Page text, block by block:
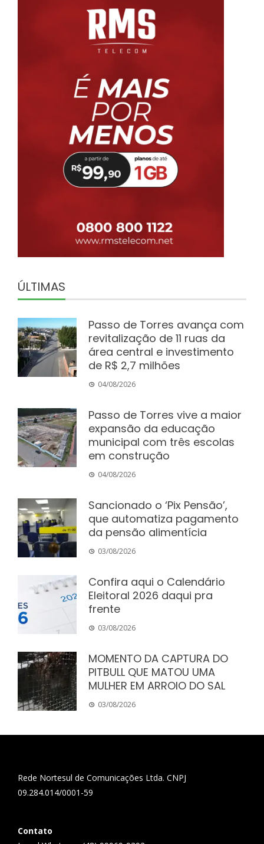
ÚLTIMAS
Passo de Torres avança com
revitalização de 11 ruas da
área central e investimento
de R$ 2,7 milhões
04/08/2026
Passo de Torres vive a maior
expansão da educação
municipal com três escolas
em construção
04/08/2026
Sancionado o ‘Pix Pensão’,
que automatiza pagamento
da pensão alimentícia
03/08/2026
Confira aqui o Calendário
Eleitoral 2026 daqui pra
frente
03/08/2026
MOMENTO DA CAPTURA DO
PITBULL QUE MATOU UMA
MULHER EM ARROIO DO SAL
03/08/2026
Rede Nortesul de Comunicações Ltda. CNPJ
09.284.014/0001-59
Contato